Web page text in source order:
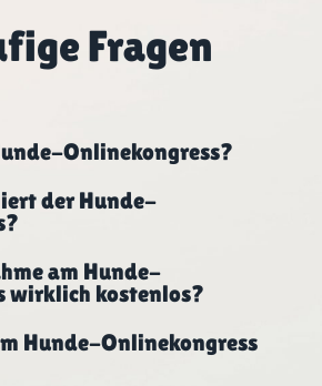
Fragen
Onlinekongress?
der Hunde-
am Hunde-
wirklich kostenlos?
Hunde-Onlinekongress